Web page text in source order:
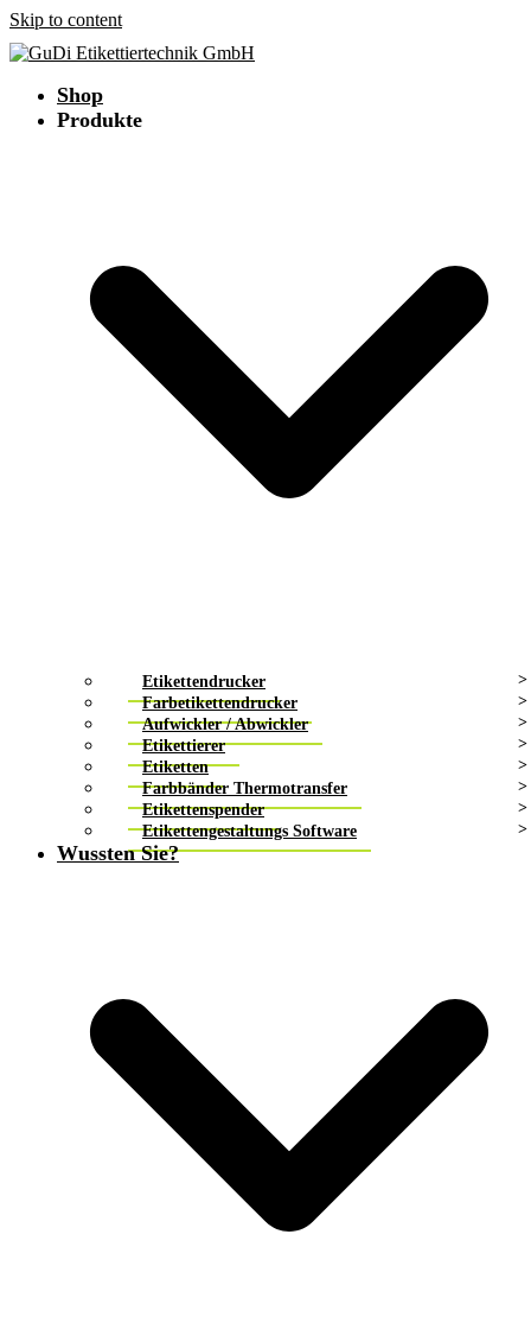
Skip to content
Shop
Produkte
Etikettendrucker
Farbetikettendrucker
Aufwickler / Abwickler
Etikettierer
Etiketten
Farbbänder Thermotransfer
Etikettenspender
Etikettengestaltungs Software
Wussten Sie?